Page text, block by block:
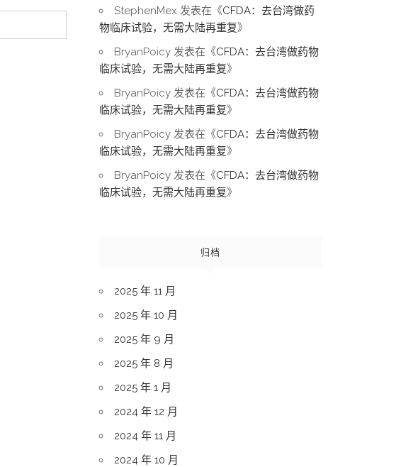
StephenMex 发表在《CFDA：去台湾做药
物临床试验，无需大陆再重复》
BryanPoicy 发表在《CFDA：去台湾做药物
临床试验，无需大陆再重复》
BryanPoicy 发表在《CFDA：去台湾做药物
临床试验，无需大陆再重复》
BryanPoicy 发表在《CFDA：去台湾做药物
临床试验，无需大陆再重复》
BryanPoicy 发表在《CFDA：去台湾做药物
临床试验，无需大陆再重复》
归档
2025 年 11 月
2025 年 10 月
2025 年 9 月
2025 年 8 月
2025 年 1 月
2024 年 12 月
2024 年 11 月
2024 年 10 月